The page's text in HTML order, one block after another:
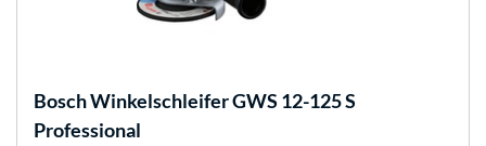
BoschWinkelschleifer GWS 12-125 S
Professional